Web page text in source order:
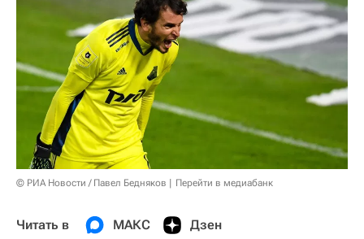
© РИА Новости / Павел Бедняков Перейти в медиабанк
Читать в МАКС Дзен